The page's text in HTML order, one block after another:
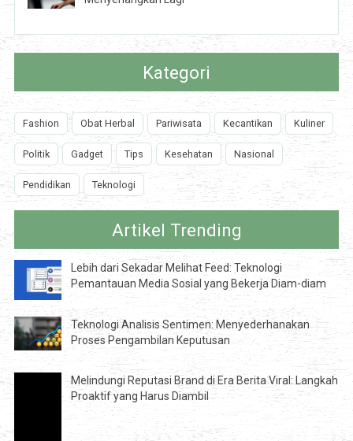
Kategori
Fashion Obat Herbal Pariwisata Kecantikan Kuliner
Politik Gadget Tips Kesehatan Nasional
Pendidikan Teknologi
Artikel Trending
Lebih dari Sekadar Melihat Feed: Teknologi
Pemantauan Media Sosial yang Bekerja Diam-diam
Teknologi Analisis Sentimen: Menyederhanakan
Proses Pengambilan Keputusan
Melindungi Reputasi Brand di Era Berita Viral: Langkah
Proaktif yang Harus Diambil